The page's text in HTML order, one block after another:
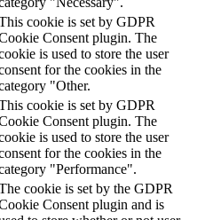
cookie is set by GDPR
Consent plugin. The
is used to store the user
for the cookies in the
"Other.
cookie is set by GDPR
Consent plugin. The
is used to store the user
for the cookies in the
"Performance".
cookie is set by the GDPR
Consent plugin and is